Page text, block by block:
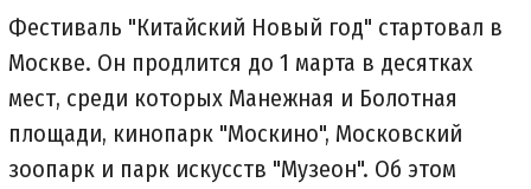
Фестиваль "Китайский Новый год" стартовал в
Москве. Он продлится до 1 марта в десятках
мест, среди которых Манежная и Болотная
площади, кинопарк "Москино", Московский
зоопарк и парк искусств "Музеон". Об этом